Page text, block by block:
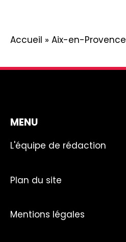
Accueil » Aix-en-Provence
MENU
L'équipe de rédaction
Plan du site
Mentions légales